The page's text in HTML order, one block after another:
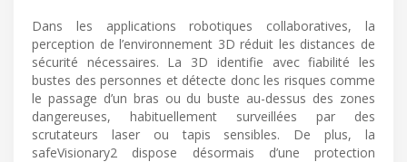
Dans les applications robotiques collaboratives, la
perception de l’environnement 3D réduit les distances de
sécurité nécessaires. La 3D identifie avec fiabilité les
bustes des personnes et détecte donc les risques comme
le passage d’un bras ou du buste au-dessus des zones
dangereuses, habituellement surveillées par des
scrutateurs laser ou tapis sensibles. De plus, la
safeVisionary2 dispose désormais d’une protection